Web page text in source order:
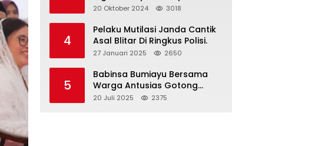
Polres Blitar Kota “Tri Brata
20 Oktober 2024 3018
4
Pelaku Mutilasi Janda Cantik
Asal Blitar Di Ringkus Polisi.
27 Januari 2025 2650
5
Babinsa Bumiayu Bersama
Warga Antusias Gotong
Royong Bersihkan Jalan
20 Juli 2025 2375